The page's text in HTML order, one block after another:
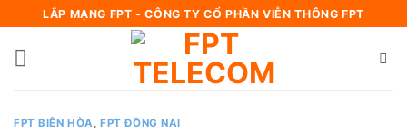
LẮP MẠNG FPT - CÔNG TY CỔ PHẦN VIỄN THÔNG FPT
FPT BIÊN HÒA ,FPT ĐỒNG NAI